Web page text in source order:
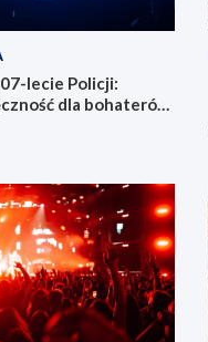
lecie Policji:
dla bohaterów